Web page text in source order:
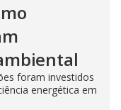
foram investidos
energética em